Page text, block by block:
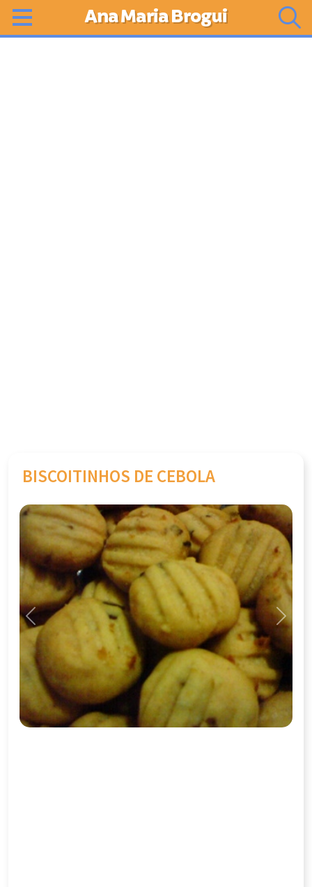
Ana Maria Brogui
BISCOITINHOS DE CEBOLA
Previous Next